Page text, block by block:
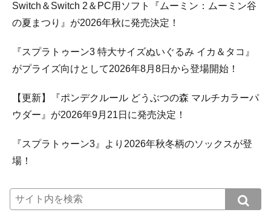
Switch＆Switch 2＆PC用ソフト『ムーミン：ムーミン谷
の夏まつり』が2026年秋に発売決定！
『スプラトゥーン3 特大サイズぬいぐるみ イカ＆タコ』
がプライズ向けとして2026年8月8日から登場開始！
【更新】『ポンデクルール どうぶつの森 マルチカラーパ
ウダー』が2026年9月21日に発売決定！
『スプラトゥーン3』より2026年秋冬柄のソックスが登
場！